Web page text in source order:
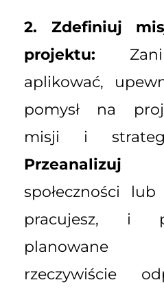
2. Zdefiniuj
projektu:
aplikować,
pomysł na
misji i
społeczności
pracujesz, i
planowane
rzeczywiście